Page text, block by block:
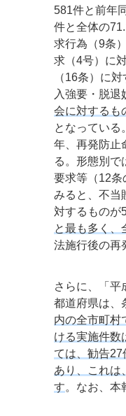
581件と前年
件と全体の
求行為（9条
求（4号）に
（16条）に
入強要・脱退
会に対するも
となっている
年、再発防止
る。形態別で
要求等（12条
みると、不当
対するものが
と最も多く、
法施行後の再
さらに、「平
都道府県は、
内の全市町村
ける実施件数
ては、勧告
あり、これは
す。なお、本